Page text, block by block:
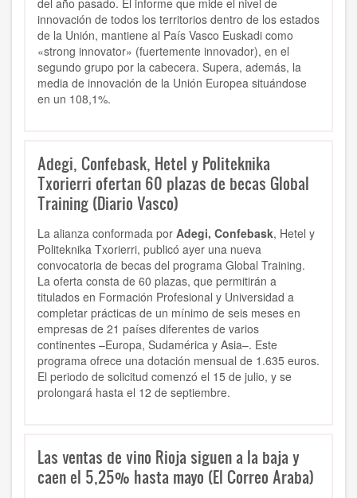
del año pasado. El informe que mide el nivel de
innovación de todos los territorios dentro de los estados
de la Unión, mantiene al País Vasco Euskadi como
«strong innovator» (fuertemente innovador), en el
segundo grupo por la cabecera. Supera, además, la
media de innovación de la Unión Europea situándose
en un 108,1%.
Adegi, Confebask, Hetel y Politeknika
Txorierri ofertan 60 plazas de becas Global
Training (Diario Vasco)
La alianza conformada por Adegi, Confebask, Hetel y
Politeknika Txorierri, publicó ayer una nueva
convocatoria de becas del programa Global Training.
La oferta consta de 60 plazas, que permitirán a
titulados en Formación Profesional y Universidad a
completar prácticas de un mínimo de seis meses en
empresas de 21 países diferentes de varios
continentes –Europa, Sudamérica y Asia–. Este
programa ofrece una dotación mensual de 1.635 euros.
El periodo de solicitud comenzó el 15 de julio, y se
prolongará hasta el 12 de septiembre.
Las ventas de vino Rioja siguen a la baja y
caen el 5,25% hasta mayo (El Correo Araba)